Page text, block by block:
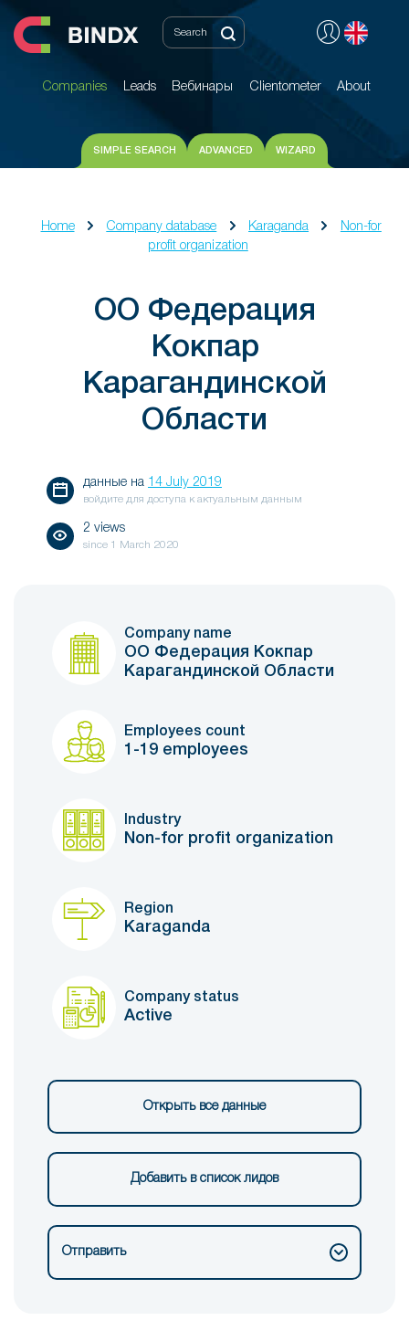
Companies Leads Вебинары Clientometer About
Companies Leads Вебинары Clientometer About
SIMPLE SEARCH ADVANCED WIZARD
Home Company database Karaganda
Non-for
profit organization
ОО Федерация
Кокпар
Карагандинской
Области
данные на 14 July 2019
войдите для доступа к актуальным данным
2 views
since 1 March 2020
Company name
ОО Федерация Кокпар
Карагандинской Области
Employees count
1-19 employees
Industry
Non-for profit organization
Region
Karaganda
Company status
Active
Открыть все данные
Добавить в список лидов
Отправить